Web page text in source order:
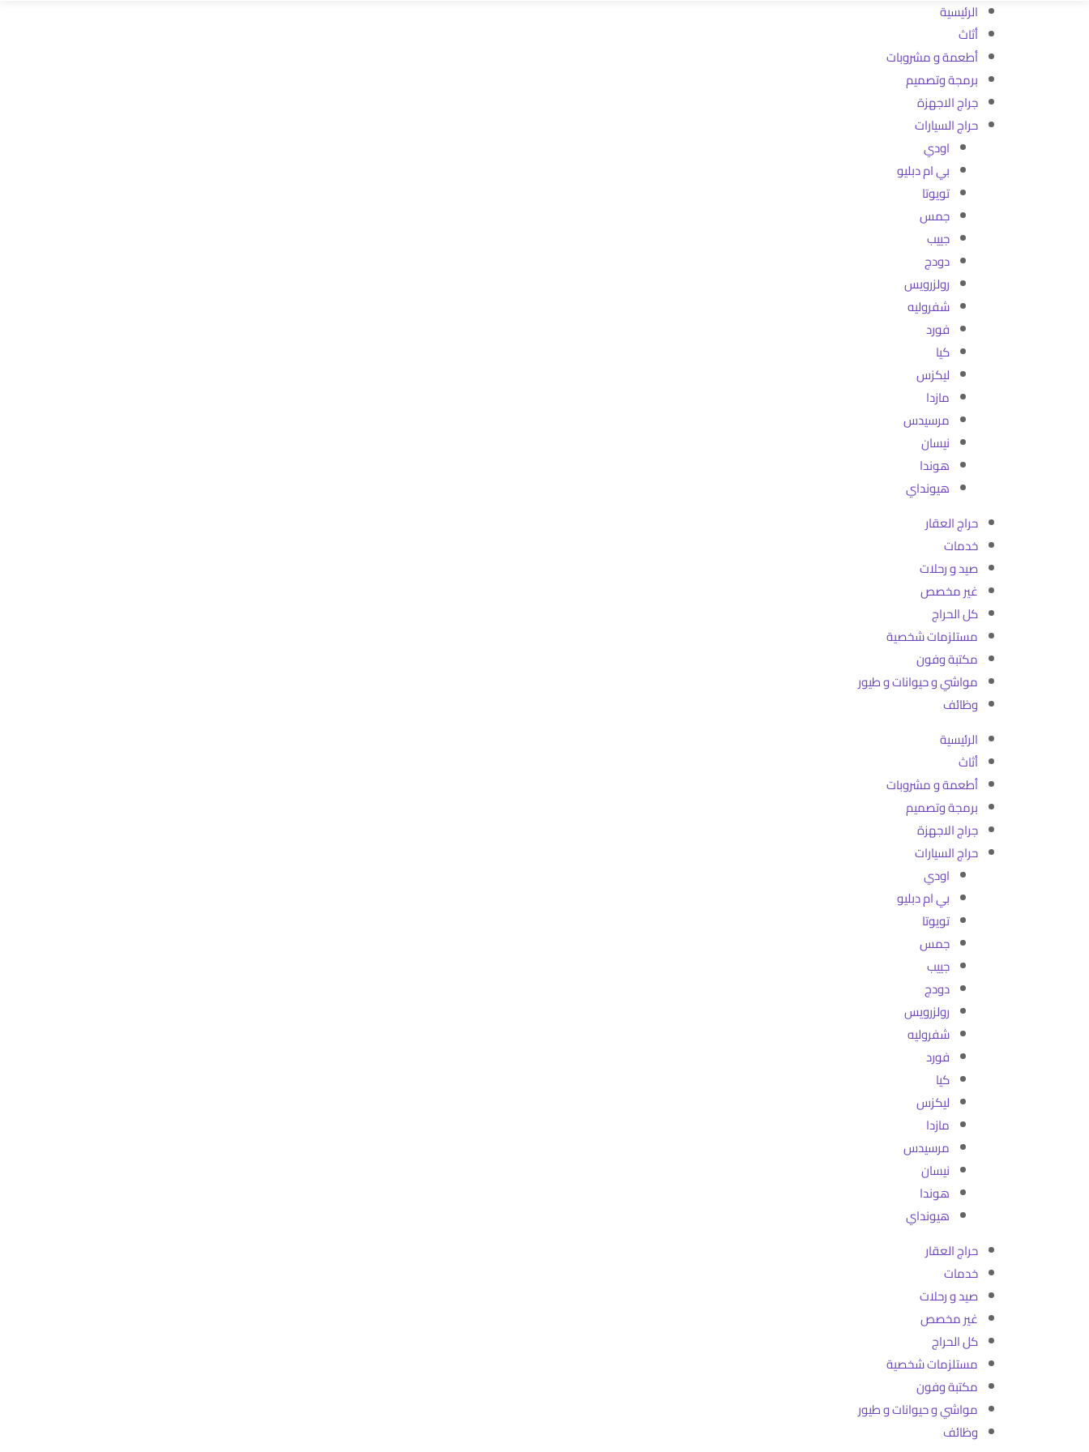
الرئيسية
أثاث
أطعمة و مشروبات
برمجة وتصميم
جراج الاجهزة
حراج السيارات
اودي
بي ام دبليو
تويوتا
جمس
جييب
دودج
رولزرويس
شفروليه
فورد
كيا
ليكزس
مازدا
مرسيدس
نيسان
هوندا
هيونداي
حراج العقار
خدمات
صيد و رحلات
غير مخصص
كل الحراج
مستلزمات شخصية
مكتبة وفون
مواشي و حيوانات و طيور
وظائف
الرئيسية
أثاث
أطعمة و مشروبات
برمجة وتصميم
جراج الاجهزة
حراج السيارات
اودي
بي ام دبليو
تويوتا
جمس
جييب
دودج
رولزرويس
شفروليه
فورد
كيا
ليكزس
مازدا
مرسيدس
نيسان
هوندا
هيونداي
حراج العقار
خدمات
صيد و رحلات
غير مخصص
كل الحراج
مستلزمات شخصية
مكتبة وفون
مواشي و حيوانات و طيور
وظائف